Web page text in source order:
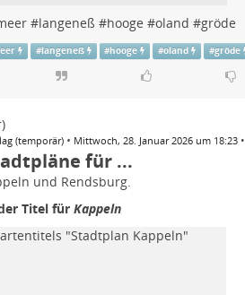
#langeneß #hooge #oland #gröde
#langeneß #hooge #oland #gröde
(temporär) • Mittwoch, 28. Januar 2026 um 18:23 •
für ...
und Rendsburg.
Titel für Kappeln